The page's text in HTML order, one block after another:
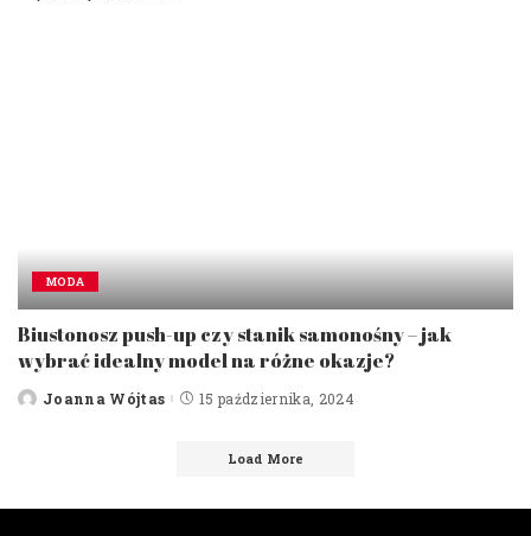
MODA
Biustonosz push-up czy stanik samonośny – jak
wybrać idealny model na różne okazje?
PostedJoanna Wójtas 15 października, 2024
Load More